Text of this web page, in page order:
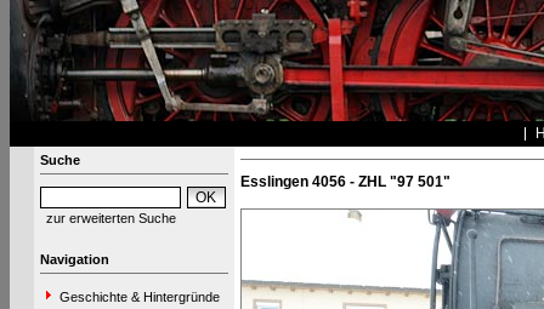
Suche
zur erweiterten Suche
Navigation
Geschichte & Hintergründe
Esslingen 4056 - ZHL "97 501"